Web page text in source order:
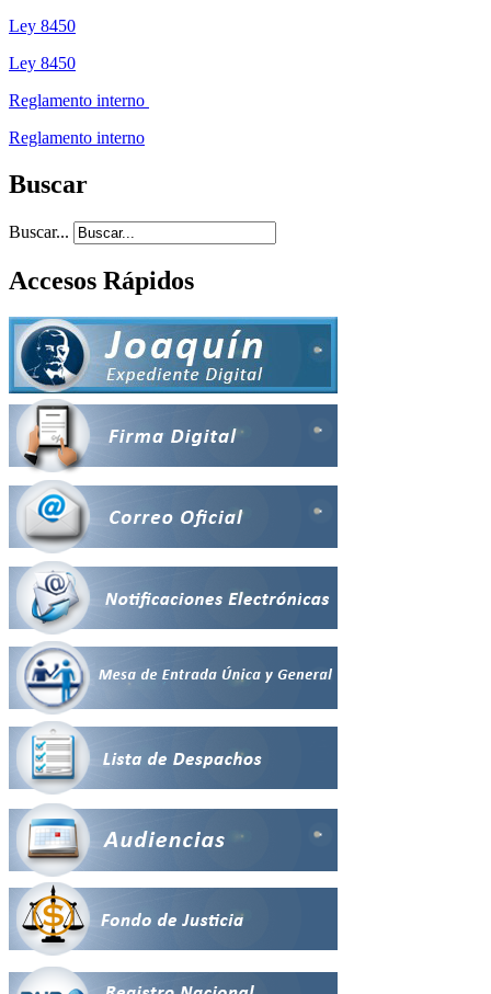
Ley 8450
Ley 8450
Reglamento interno
Reglamento interno
Buscar
Buscar...
Accesos Rápidos